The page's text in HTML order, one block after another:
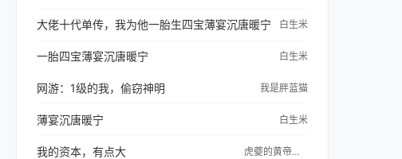
大佬十代单传，我为他一胎生四宝薄宴沉唐暖宁 白生米
一胎四宝薄宴沉唐暖宁 白生米
网游：1级的我，偷窃神明 我是胖蓝猫
薄宴沉唐暖宁 白生米
我的资本，有点大 虎夔的黄帝蚩尤